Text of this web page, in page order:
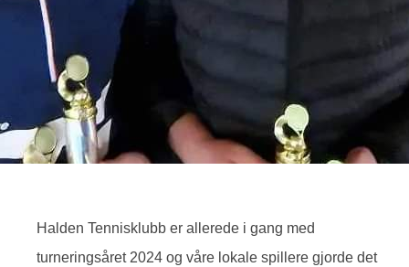
Halden Tennisklubb er allerede i gang med
turneringsåret 2024 og våre lokale spillere gjorde det